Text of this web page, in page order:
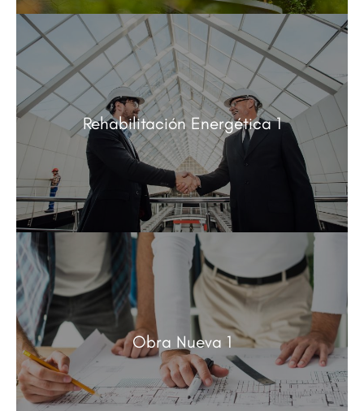
Rehabilitación Energética 1
Obra Nueva 1